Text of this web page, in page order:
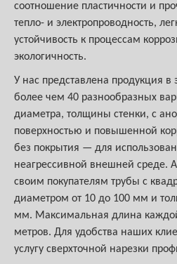
соотношение пластичности и
тепло- и электропроводность,
устойчивость к процессам
экологичность.
У нас представлена продукция в
более чем 40 разнообразных
диаметра, толщины стенки, с
поверхностью и повышенной
без покрытия — для
неагрессивной внешней среде.
своим покупателям трубы с
диаметром от 10 до 100 мм и
мм. Максимальная длина
метров. Для удобства наших
услугу сверхточной нарезки